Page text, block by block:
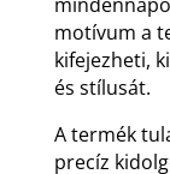
motívum a
kifejezheti,
és stílusát.
A termék
precíz